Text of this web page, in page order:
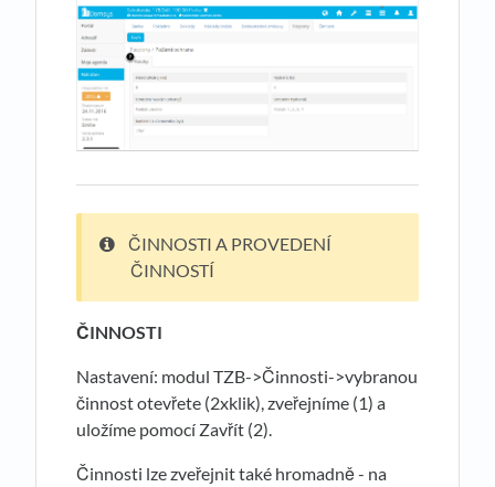
ČINNOSTI A PROVEDENÍ
ČINNOSTÍ
ČINNOSTI
Nastavení: modul TZB->Činnosti->vybranou
činnost otevřete (2xklik), zveřejníme (1) a
uložíme pomocí Zavřít (2).
Činnosti lze zveřejnit také hromadně - na